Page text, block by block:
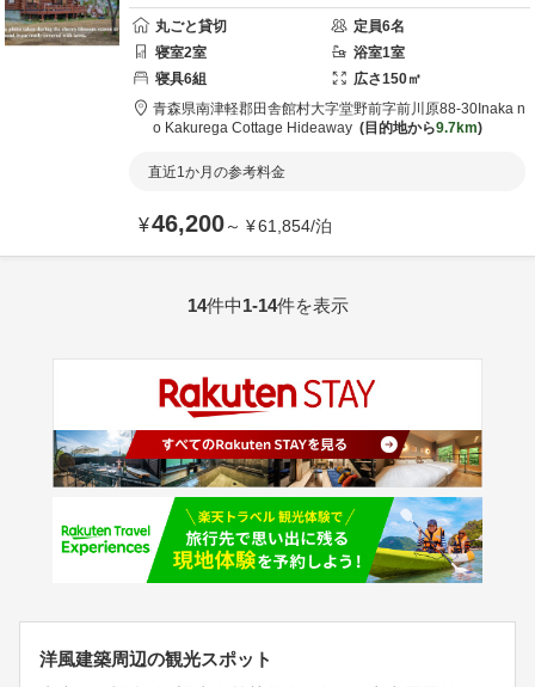
丸ごと貸切 定員6名
寝室2室 浴室1室
寝具6組 広さ150㎡
青森県南津軽郡田舎館村大字堂野前字前川原88-30 Inaka n
o Kakurega Cottage Hideaway
目的地から9.7km
直近1か月の参考料金
¥46,200～ ¥61,854/泊
14件中1-14件を表示
洋風建築周辺の観光スポット